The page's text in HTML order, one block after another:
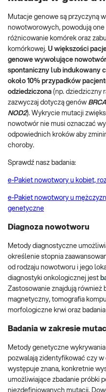
Mutacje genowe są przyczyną
nowotworowych, powodują
różnicowanie komórek oraz
komórkowej. U większości
genowe wywołujące
spontaniczny lub indukowany
około 10% przypadków
odziedziczona (np. dziedziczny
zazwyczaj dotyczą genów
NOD2). Wykrycie mutacji
nowotwór nie musi oznaczać
odpowiednich kroków aby
choroby.
Sprawdź nasz badania:
e-Pakiet nowotwory u kobiet,
e-Pakiet nowotwory u
genetyczne
Diagnoza nowotworu
Metody diagnostyczne
określenie stopnia
od rodzaju nowotworu i jego
diagnostyki onkologicznej jest
Zastosowanie znajdują również
magnetyczny, tomografia
morfologiczne krwi oraz
Badania w zakresie
Metody genetyczne
pozwalają zidentyfikować czy
występuje znana, konkretnie
umożliwiające zbadanie próbki
niezdefiniowanych mutacji.